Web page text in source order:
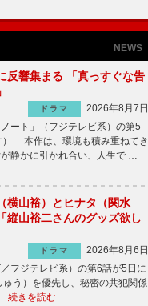
NEWS
反響集まる 「真っすぐな告
ドラマ
2026年8月7日
ート」（フジテレビ系）の第5
） 本作は、環境も積み重ねてき
静かに引かれ合い、人生で …
横山裕）とヒナタ（関水
縦山裕二さんのグッズ欲し
ドラマ
2026年8月6日
フジテレビ系）の第6話が5日に
う）を優先し、秘密の共犯関係
続きを読む